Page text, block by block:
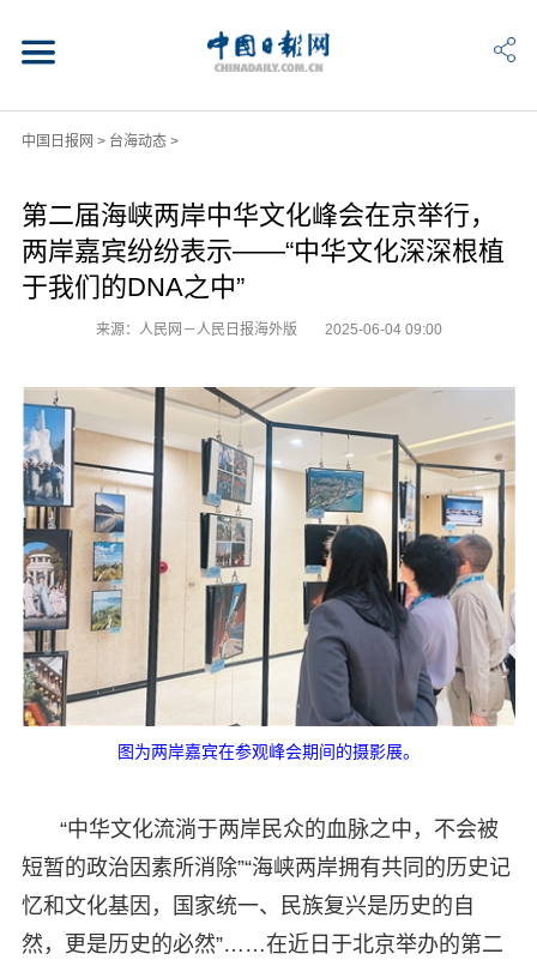
中国日报网 > 台海动态>
第二届海峡两岸中华文化峰会在京举行，
两岸嘉宾纷纷表示——“中华文化深深根植
于我们的DNA之中”
来源：人民网－人民日报海外版 2025-06-04 09:00
图为两岸嘉宾在参观峰会期间的摄影展。
“中华文化流淌于两岸民众的血脉之中，不会被
短暂的政治因素所消除”“海峡两岸拥有共同的历史记
忆和文化基因，国家统一、民族复兴是历史的自
然，更是历史的必然”……在近日于北京举办的第二